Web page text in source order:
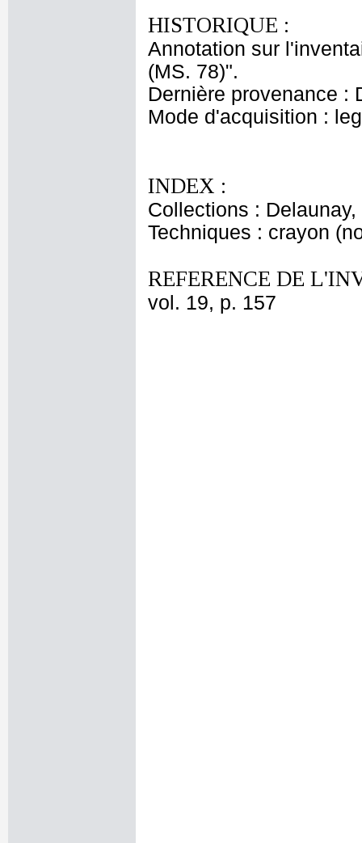
HISTORIQUE :
Annotation sur
(MS. 78)".
Dernière provenance :
Mode d'acquisition :
INDEX :
Collections : Delaunay,
Techniques : crayon
REFERENCE DE
vol. 19, p. 157